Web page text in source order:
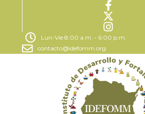
Lun-Vie 8:00 a.m. - 6:00 p.m.
contacto@idefomm.org